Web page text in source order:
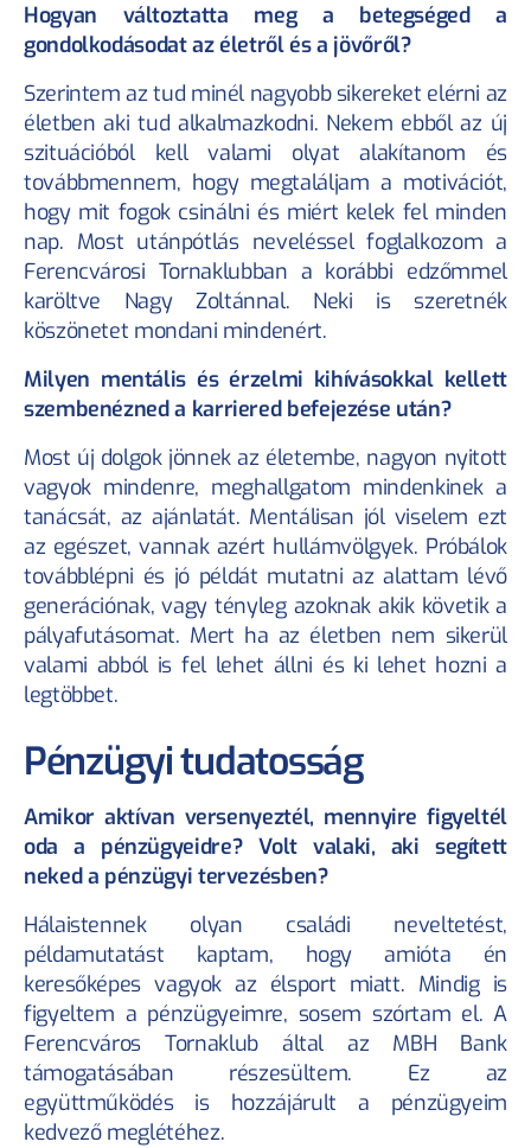
Hogyan változtatta meg a betegséged a
gondolkodásodat az életről és a jövőről?
Szerintem az tud minél nagyobb sikereket elérni az
életben aki tud alkalmazkodni. Nekem ebből az új
szituációból kell valami olyat alakítanom és
továbbmennem, hogy megtaláljam a motivációt,
hogy mit fogok csinálni és miért kelek fel minden
nap. Most utánpótlás neveléssel foglalkozom a
Ferencvárosi Tornaklubban a korábbi edzőmmel
karöltve Nagy Zoltánnal. Neki is szeretnék
köszönetet mondani mindenért.
Milyen mentális és érzelmi kihívásokkal kellett
szembenézned a karriered befejezése után?
Most új dolgok jönnek az életembe, nagyon nyitott
vagyok mindenre, meghallgatom mindenkinek a
tanácsát, az ajánlatát. Mentálisan jól viselem ezt
az egészet, vannak azért hullámvölgyek. Próbálok
továbblépni és jó példát mutatni az alattam lévő
generációnak, vagy tényleg azoknak akik követik a
pályafutásomat. Mert ha az életben nem sikerül
valami abból is fel lehet állni és ki lehet hozni a
legtöbbet.
Pénzügyi tudatosság
Amikor aktívan versenyeztél, mennyire figyeltél
oda a pénzügyeidre? Volt valaki, aki segített
neked a pénzügyi tervezésben?
Hálaistennek olyan családi neveltetést,
példamutatást kaptam, hogy amióta én
keresőképes vagyok az élsport miatt. Mindig is
figyeltem a pénzügyeimre, sosem szórtam el. A
Ferencváros Tornaklub által az MBH Bank
támogatásában részesültem. Ez az
együttműködés is hozzájárult a pénzügyeim
kedvező meglétéhez.